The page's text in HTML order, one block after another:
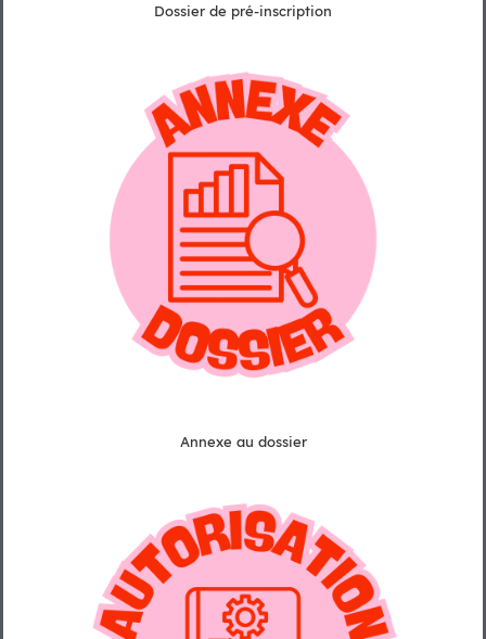
Dossier de pré-inscription
Annexe au dossier